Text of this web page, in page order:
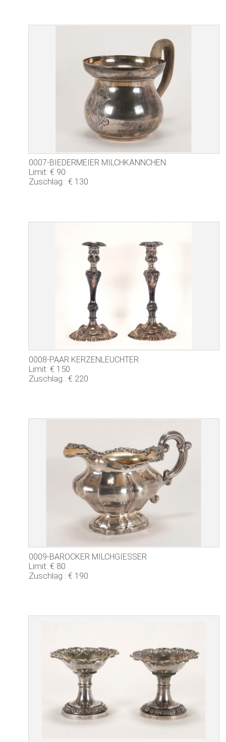
0007-BIEDERMEIER MILCHKÄNNCHEN
Limit: € 90
Zuschlag : € 130
0008-PAAR KERZENLEUCHTER
Limit: € 150
Zuschlag : € 220
0009-BAROCKER MILCHGIESSER
Limit: € 80
Zuschlag : € 190